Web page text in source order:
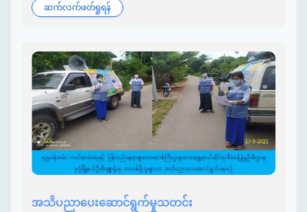
ဆက်လက်ဖတ်ရှုရန်
အသိပညာပေးဆောင်ရွက်မှုသတင်း